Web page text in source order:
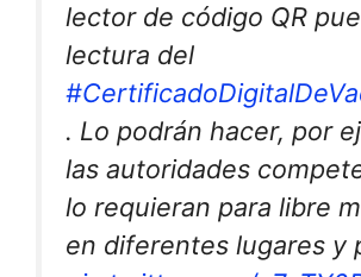
lector de código QR
lectura del
. Lo podrán hacer, por
las autoridades
lo requieran para libre
en diferentes lugares y